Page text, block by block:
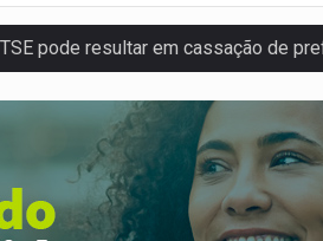
para taekwondo
declaram patrimônio zero em
Cavalgada da Expo Show Norte
anos iniciais do ensino fundamental